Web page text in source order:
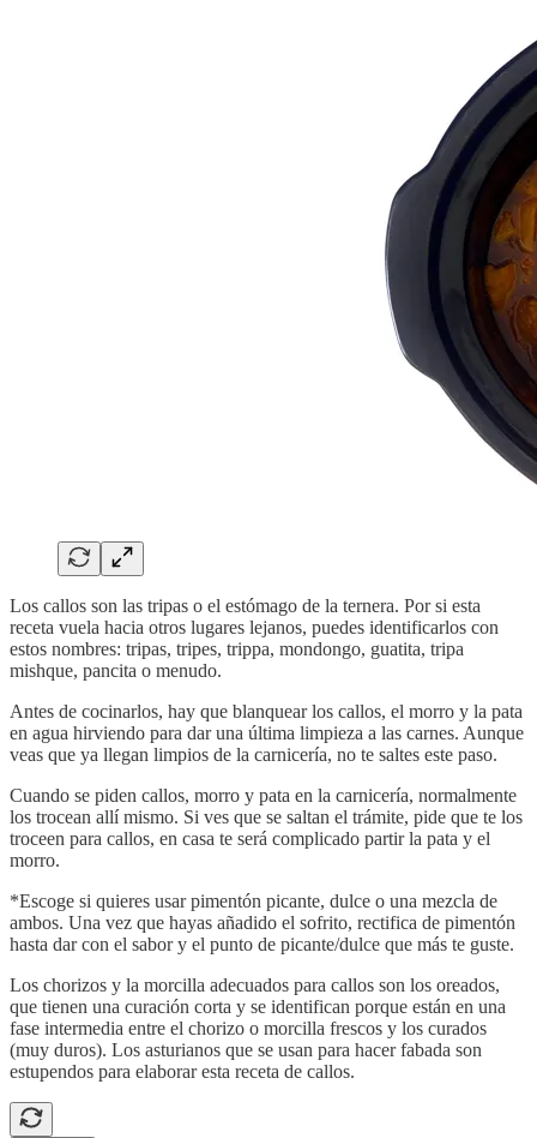
Los callos son las tripas o el estómago de la ternera. Por si esta
receta vuela hacia otros lugares lejanos, puedes identificarlos con
estos nombres: tripas, tripes, trippa, mondongo, guatita, tripa
mishque, pancita o menudo.
Antes de cocinarlos, hay que blanquear los callos, el morro y la pata
en agua hirviendo para dar una última limpieza a las carnes. Aunque
veas que ya llegan limpios de la carnicería, no te saltes este paso.
Cuando se piden callos, morro y pata en la carnicería, normalmente
los trocean allí mismo. Si ves que se saltan el trámite, pide que te los
troceen para callos, en casa te será complicado partir la pata y el
morro.
*Escoge si quieres usar pimentón picante, dulce o una mezcla de
ambos. Una vez que hayas añadido el sofrito, rectifica de pimentón
hasta dar con el sabor y el punto de picante/dulce que más te guste.
Los chorizos y la morcilla adecuados para callos son los oreados,
que tienen una curación corta y se identifican porque están en una
fase intermedia entre el chorizo o morcilla frescos y los curados
(muy duros). Los asturianos que se usan para hacer fabada son
estupendos para elaborar esta receta de callos.